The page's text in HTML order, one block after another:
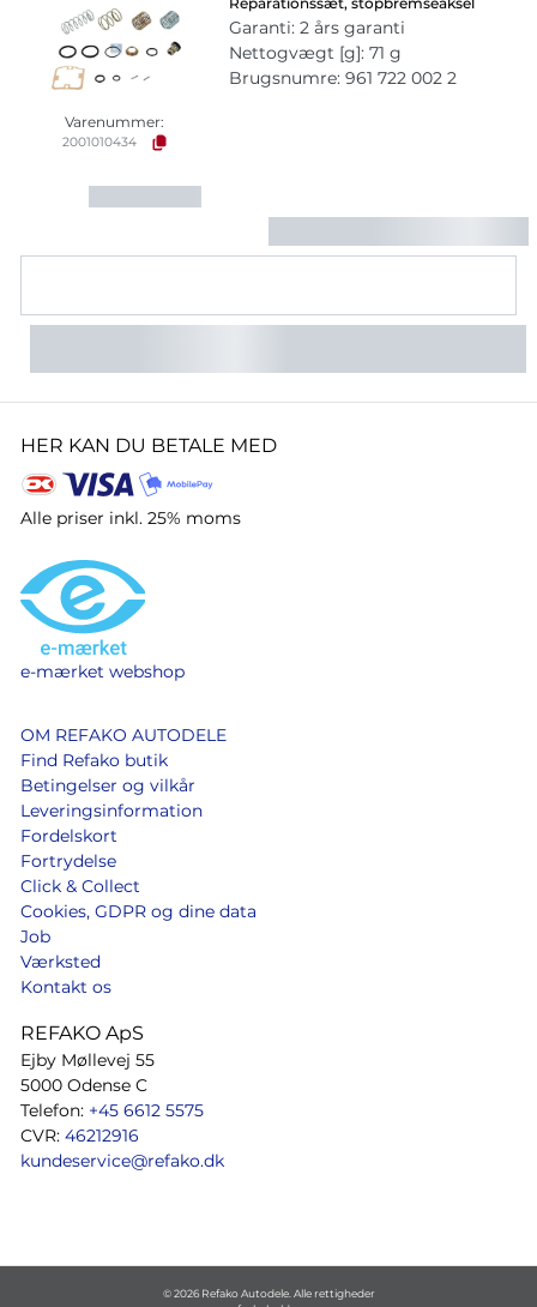
Varenummer:
2001010434
Garanti: 2 års garanti
Nettogvægt [g]: 71 g
Brugsnumre: 961 722 002 2
HER KAN DU BETALE MED
Alle priser inkl. 25% moms
e-mærket webshop
OM REFAKO AUTODELE
Find Refako butik
Betingelser og vilkår
Leveringsinformation
Fordelskort
Fortrydelse
Click & Collect
Cookies, GDPR og dine data
Job
Værksted
Kontakt os
REFAKO ApS
Ejby Møllevej 55
5000 Odense C
Telefon: +45 6612 5575
CVR: 46212916
kundeservice@refako.dk
© 2026 Refako Autodele. Alle rettigheder